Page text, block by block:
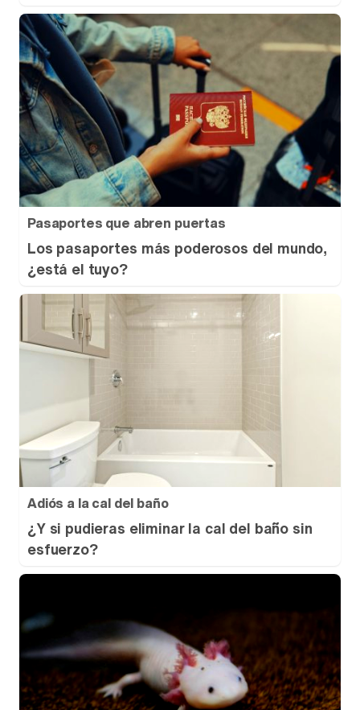
Pasaportes que abren puertas
Los pasaportes más poderosos del mundo,
¿está el tuyo?
Adiós a la cal del baño
¿Y si pudieras eliminar la cal del baño sin
esfuerzo?